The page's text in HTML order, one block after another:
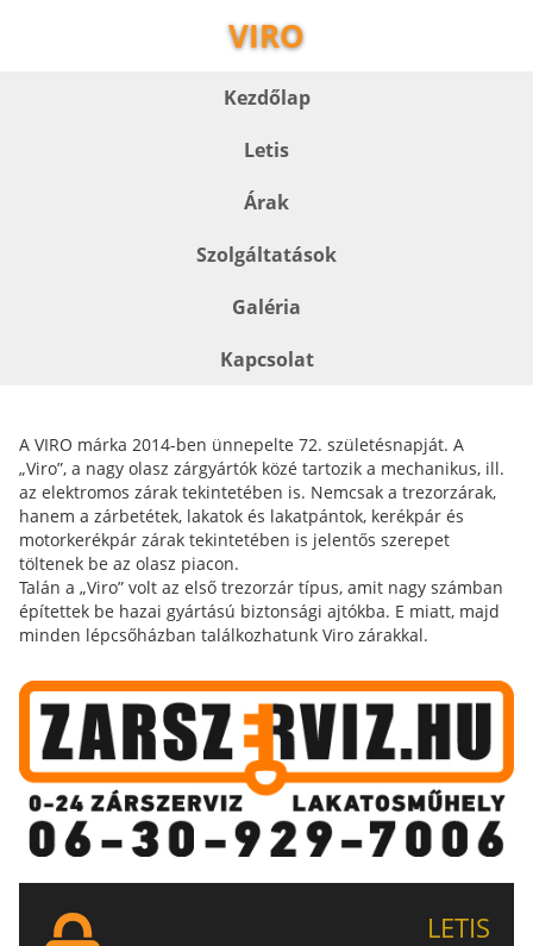
VIRO
Kezdőlap
Letis
Árak
Szolgáltatások
Galéria
Kapcsolat
A VIRO márka 2014-ben ünnepelte 72. születésnapját. A
„Viro”, a nagy olasz zárgyártók közé tartozik a mechanikus, ill.
az elektromos zárak tekintetében is. Nemcsak a trezorzárak,
hanem a zárbetétek, lakatok és lakatpántok, kerékpár és
motorkerékpár zárak tekintetében is jelentős szerepet
töltenek be az olasz piacon.
Talán a „Viro” volt az első trezorzár típus, amit nagy számban
építettek be hazai gyártású biztonsági ajtókba. E miatt, majd
minden lépcsőházban találkozhatunk Viro zárakkal.
LETIS